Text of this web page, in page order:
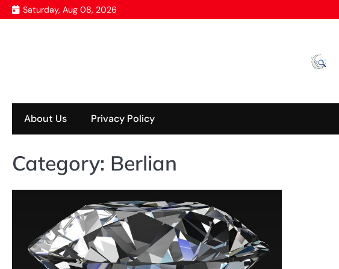
Skip
to
Saturday, Aug 08, 2026
About Us Privacy Policy
Category: Berlian